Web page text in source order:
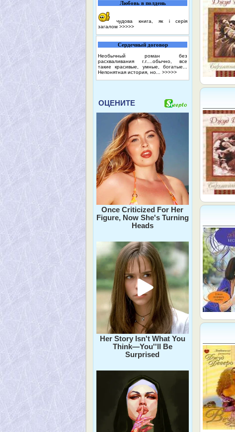
Любовь в полдень
чудова книга, як і серія
загалом >>>>>
Сердечный договор
Необычный роман без
расхваливания г.г....обычно, все
такие красивые, умные, богатые...
Непонятная история, но... >>>>>
ОЦЕНИТЕ
Once Criticized For Her
Figure, Now She's Turning
Heads
Her Story Isn't What You
Think—You''ll Be
Surprised